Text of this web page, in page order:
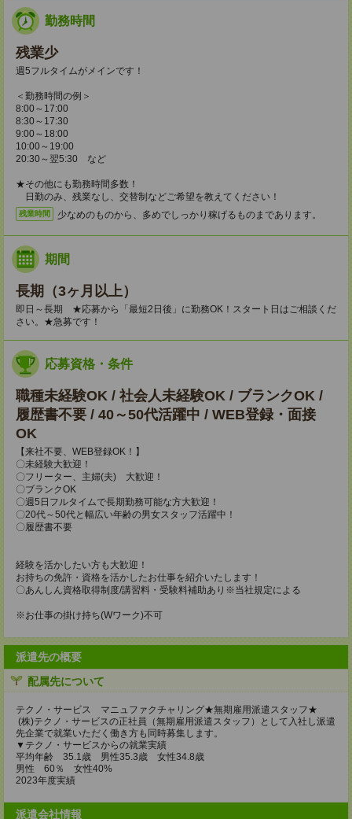
勤務時間
残業少
週5フルタイムがメインです！
＜勤務時間の例＞
8:00～17:00
8:30～17:30
9:00～18:00
10:00～19:00
20:30～翌5:30 など
★その他にも勤務時間多数！
日勤のみ、残業なし、交替制などご希望を教えてください！
残業時間 少なめのものから、多めでしっかり稼げるものまであります。
期間
長期（3ヶ月以上）
即日～長期 ★応募から「最短2日後」に勤務OK！スタート日はご相談くだ
さい。★急募です！
応募資格・条件
職種未経験OK / 社会人未経験OK / ブランクOK /
履歴書不要 / 40～50代活躍中 / WEB登録・面接
OK
【来社不要、WEB登録OK！】
〇未経験大歓迎！
〇フリーター、主婦(夫) 大歓迎！
〇ブランクOK
〇週5日フルタイムで長期勤務可能な方大歓迎！
〇20代～50代と幅広い年齢の男女スタッフ活躍中！
〇履歴書不要
経験を活かしたい方も大歓迎！
お持ちの免許・資格を活かしたお仕事を紹介いたします！
〇あんしん資格取得制度/講習料・受験料補助あり※当社規定による
※お仕事の掛け持ち(Wワーク)不可
派遣先の概要
配属先について
テクノ・サービス マニュファクチャリング★無期雇用派遣スタッフ★
(株)テクノ・サービスの正社員（無期雇用派遣スタッフ）として入社し派遣
先企業で就業いただく働き方も同時募集します。
▼テクノ・サービスからの就業実績
平均年齢 35.1歳 男性35.3歳 女性34.8歳
男性 60％ 女性40%
2023年度実績
派遣会社情報